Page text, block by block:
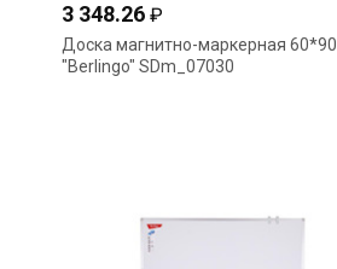
3 348.26 ₽
Доска магнитно-маркерная 60*90
"Berlingo" SDm_07030